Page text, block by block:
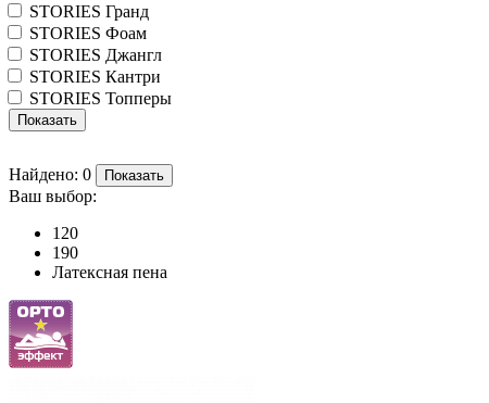
STORIES Гранд
STORIES Фоам
STORIES Джангл
STORIES Кантри
STORIES Топперы
Показать
Найдено: 0 Показать
Ваш выбор:
120
190
Латексная пена